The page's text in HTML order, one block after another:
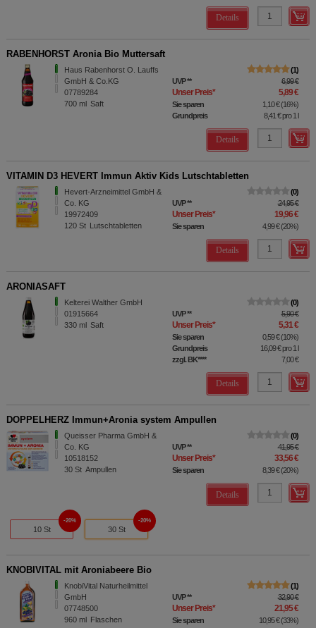
Details
RABENHORST Aronia Bio Muttersaft
Haus Rabenhorst O. Lauffs
GmbH & Co.KG
07789284
700 ml Saft
1
UVP** 6,99 €
Unser Preis* 5,89 €
Sie sparen 1,10 €(16%)
Grundpreis
8,41 €pro 1 l
Details
VITAMIN D3 HEVERT Immun Aktiv Kids Lutschtabletten
Hevert-Arzneimittel GmbH &
Co. KG
19972409
120 St Lutschtabletten
0
UVP** 24,95 €
Unser Preis* 19,96 €
Sie sparen 4,99 €(20%)
Details
ARONIASAFT
Kelterei Walther GmbH
01915664
330 ml Saft
0
UVP** 5,90 €
Unser Preis* 5,31 €
Sie sparen 0,59 €(10%)
Grundpreis
16,09 €pro 1 l
zzgl. BK**** 7,00 €
Details
DOPPELHERZ Immun+Aronia system Ampullen
Queisser Pharma GmbH &
Co. KG
10518152
30 St Ampullen
0
UVP** 41,95 €
Unser Preis* 33,56 €
Sie sparen 8,39 €(20%)
Details
10 St
20%
30 St
20%
KNOBIVITAL mit Aroniabeere Bio
KnobiVital Naturheilmittel
GmbH
07748500
960 ml Flaschen
1
UVP** 32,90 €
Unser Preis* 21,95 €
Sie sparen 10,95 €(33%)